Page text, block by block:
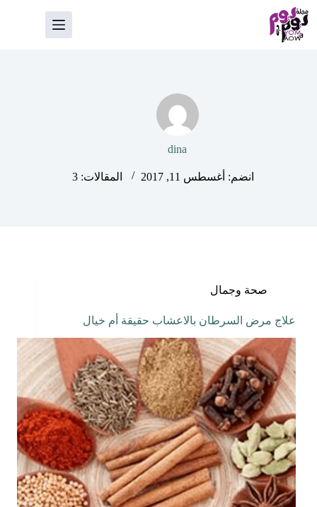
التجاوز
إلى
المحتوى
dina
انضم: أغسطس 11, 2017 المقالات: 3
صحة وجمال
علاج مرض السرطان بالاعشاب حقيقة أم خيال